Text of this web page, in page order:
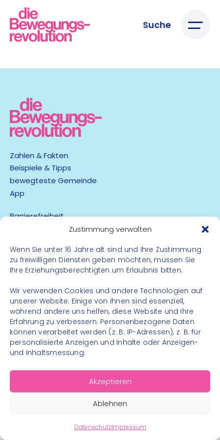
Zustimmung verwalten
Wenn Sie unter 16 Jahre alt sind und Ihre Zustimmung
zu freiwilligen Diensten geben möchten, müssen Sie
Ihre Erziehungsberechtigten um Erlaubnis bitten.
Wir verwenden Cookies und andere Technologien auf
unserer Website. Einige von ihnen sind essenziell,
während andere uns helfen, diese Website und Ihre
Erfahrung zu verbessern. Personenbezogene Daten
können verarbeitet werden (z. B. IP-Adressen), z. B. für
personalisierte Anzeigen und Inhalte oder Anzeigen-
und Inhaltsmessung.
Akzeptieren
Ablehnen
DatenschutzImpressum
Suche
Zahlen & Fakten
Beispiele & Tipps
bewegteste Gemeinde
App
Barrierefreiheit
Kontakt
Instagram
Facebook
© 2026 – Bewegungsland Steiermark gGmbH - Alle